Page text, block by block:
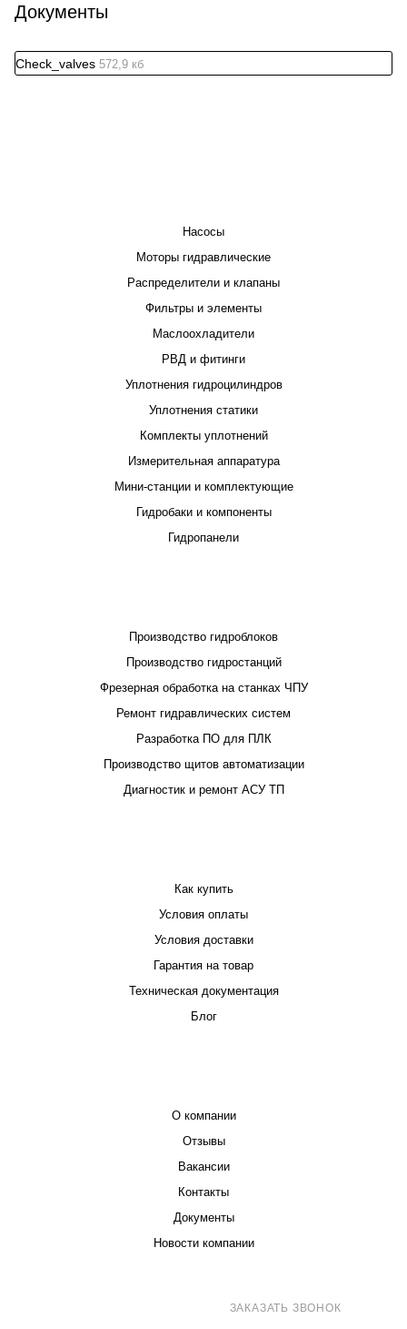
Документы
Check_valves 572,9 кб
Насосы
Моторы гидравлические
Распределители и клапаны
Фильтры и элементы
Маслоохладители
РВД и фитинги
Уплотнения гидроцилиндров
Уплотнения статики
Комплекты уплотнений
Измерительная аппаратура
Мини-станции и комплектующие
Гидробаки и компоненты
Гидропанели
Производство гидроблоков
Производство гидростанций
Фрезерная обработка на станках ЧПУ
Ремонт гидравлических систем
Разработка ПО для ПЛК
Производство щитов автоматизации
Диагностик и ремонт АСУ ТП
Как купить
Условия оплаты
Условия доставки
Гарантия на товар
Техническая документация
Блог
О компании
Отзывы
Вакансии
Контакты
Документы
Новости компании
ЗАКАЗАТЬ ЗВОНОК